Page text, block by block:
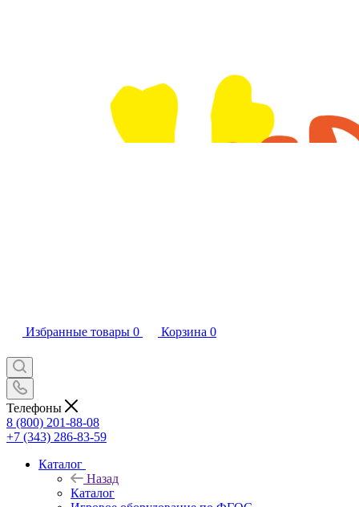
Избранные товары 0 Корзина 0
Телефоны
8 (800) 201-88-08
+7 (343) 286-83-59
Каталог
Назад
Каталог